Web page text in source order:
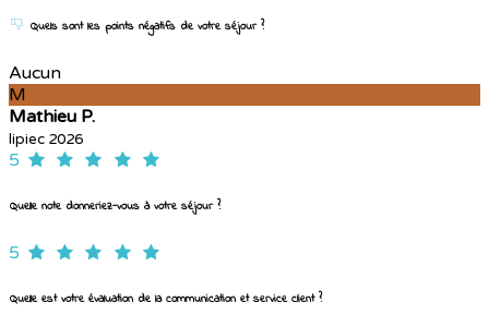
Quels sont les points négatifs de votre séjour ?
Aucun
M
Mathieu P.
lipiec 2026
5
Quelle note donneriez-vous à votre séjour ?
5
Quelle est votre évaluation de la communication et service client ?